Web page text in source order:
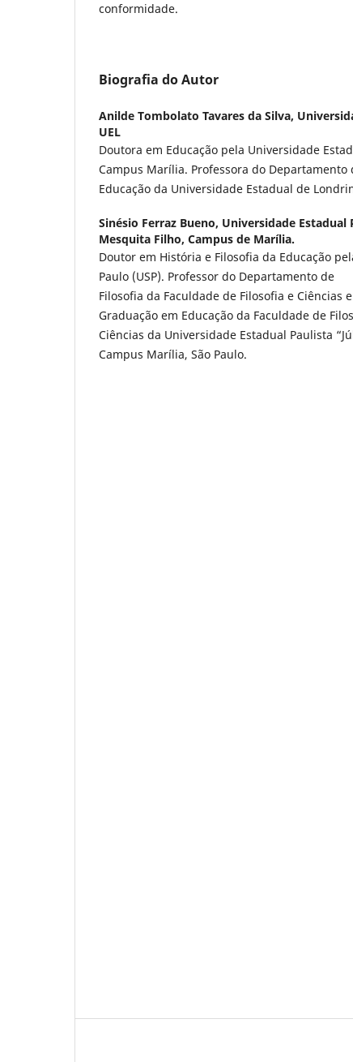
conformidade.
Biografia do Autor
Anilde Tombolato Tavares da Silva,
UEL
Doutora em Educação pela Universidade
Campus Marília. Professora do Departamento
Educação da Universidade Estadual de
Sinésio Ferraz Bueno, Universidade Estadual
Mesquita Filho, Campus de Marília.
Doutor em História e Filosofia da Educação
Paulo (USP). Professor do Departamento de
Filosofia da Faculdade de Filosofia e Ciências
Graduação em Educação da Faculdade de
Ciências da Universidade Estadual Paulista
Campus Marília, São Paulo.